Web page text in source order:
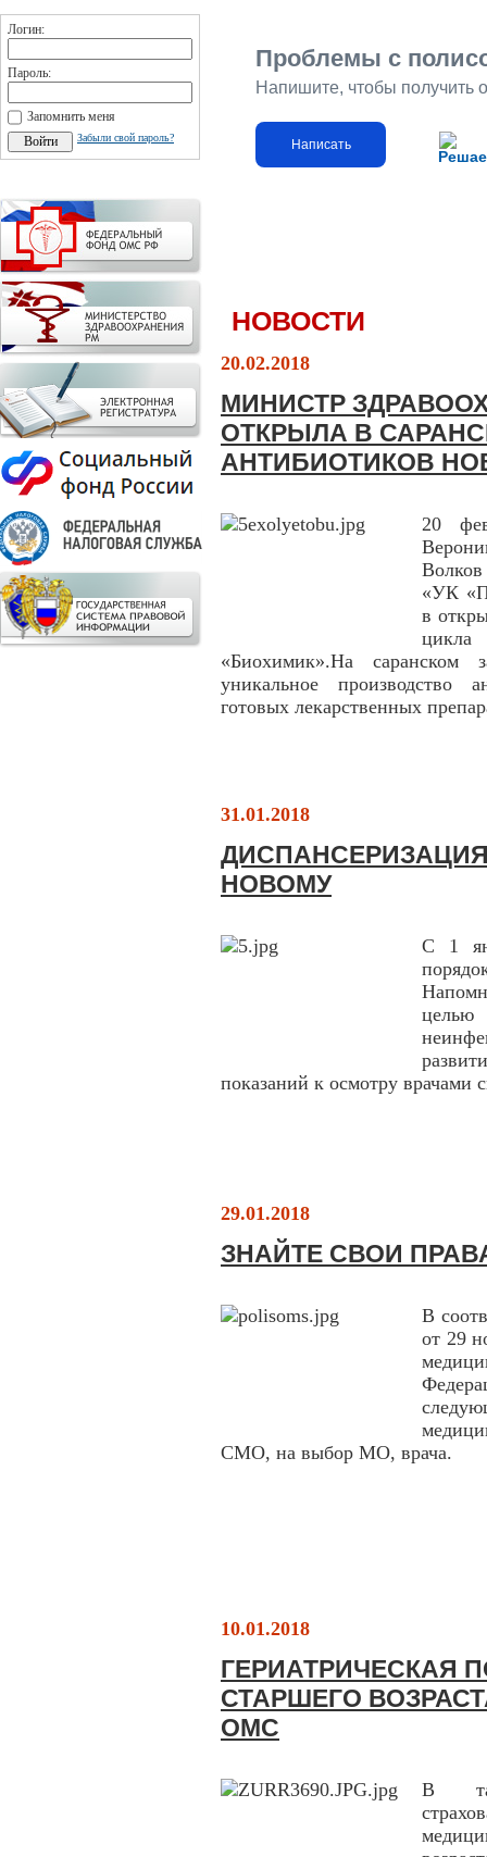
Логин:
Пароль:
Запомнить меня
Забыли свой пароль?
Проблемы с
Напишите, чтобы получить
Написать
НОВОСТИ
20.02.2018
МИНИСТР
ОТКРЫЛА В
АНТИБИОТИКОВ
20
«УК
в
цикла
«Биохимик».На саранском
уникальное производство
готовых лекарственных
31.01.2018
НОВОМУ
С 1
показаний к осмотру врачами
29.01.2018
ЗНАЙТЕ СВОИ
В
от 29
СМО, на выбор МО, врача.
10.01.2018
ГЕРИАТРИЧЕСКАЯ
СТАРШЕГО
ОМС
В